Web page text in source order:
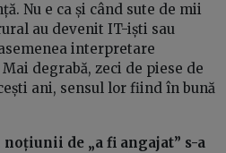
Nu e ca și când sute de mii
au devenit IT-iști sau
interpretare
degrabă, zeci de piese de
ani, sensul lor fiind în bună
de „a fi angajat” s-a